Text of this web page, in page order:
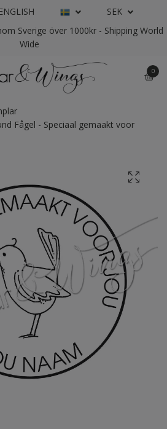
SEK
Sverige över 1000kr - Shipping World
Wide
0
Fågel - Speciaal gemaakt voor